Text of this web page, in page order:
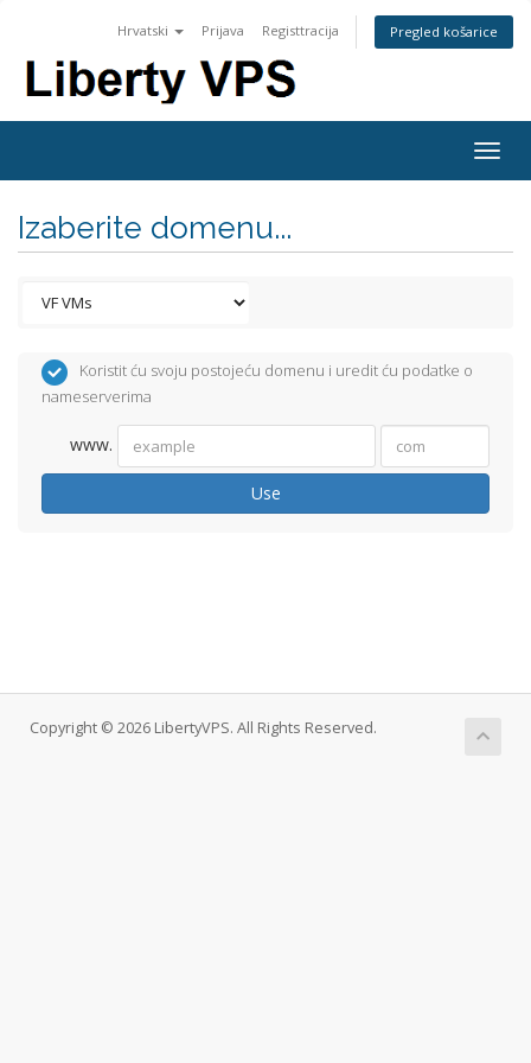
Hrvatski Prijava Registtracija Pregled košarice
Izaberite domenu...
Koristit ću svoju postojeću domenu i uredit ću podatke o
nameserverima
www.
Use
Copyright © 2026 LibertyVPS. All Rights Reserved.